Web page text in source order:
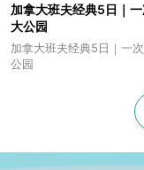
加拿大班夫经典5日｜
大公园
加拿大班夫经典5日｜一
公园